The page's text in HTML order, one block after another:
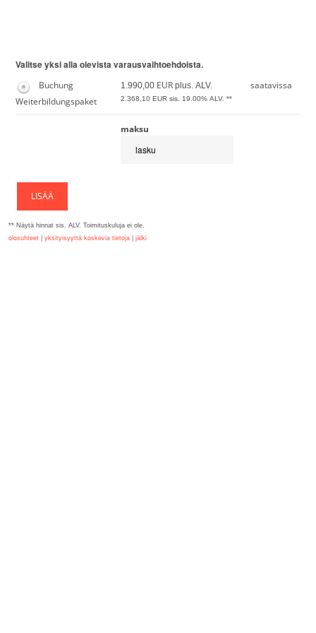
Valitse yksi alla olevista varausvaihtoehdoista.
Buchung
Weiterbildungspaket
1.990,00 EUR plus. ALV.
2.368,10 EUR sis. 19.00% ALV. **
saatavissa
maksu
LISÄÄ
** Näytä hinnat sis. ALV. Toimituskuluja ei ole.
olosuhteet | yksityisyyttä koskevia tietoja | jälki